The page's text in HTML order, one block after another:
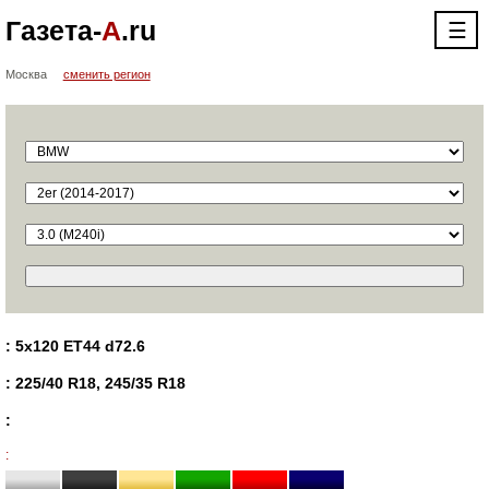
Газета-А.ru ☰
Москва сменить регион
: 5x120 ET44 d72.6
: 225/40 R18, 245/35 R18
:
: